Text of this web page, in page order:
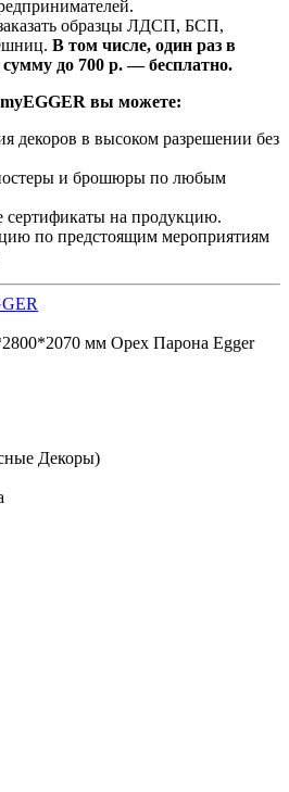
образцы ЛДСП, БСП,
В том числе, один раз в
до 700 р. — бесплатно.
вы можете:
декоров в высоком разрешении без
и брошюры по любым
сертификаты на продукцию.
по предстоящим мероприятиям
Декоры)